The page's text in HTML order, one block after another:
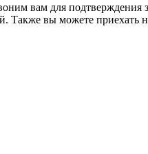
вам для подтверждения
Также вы можете приехать